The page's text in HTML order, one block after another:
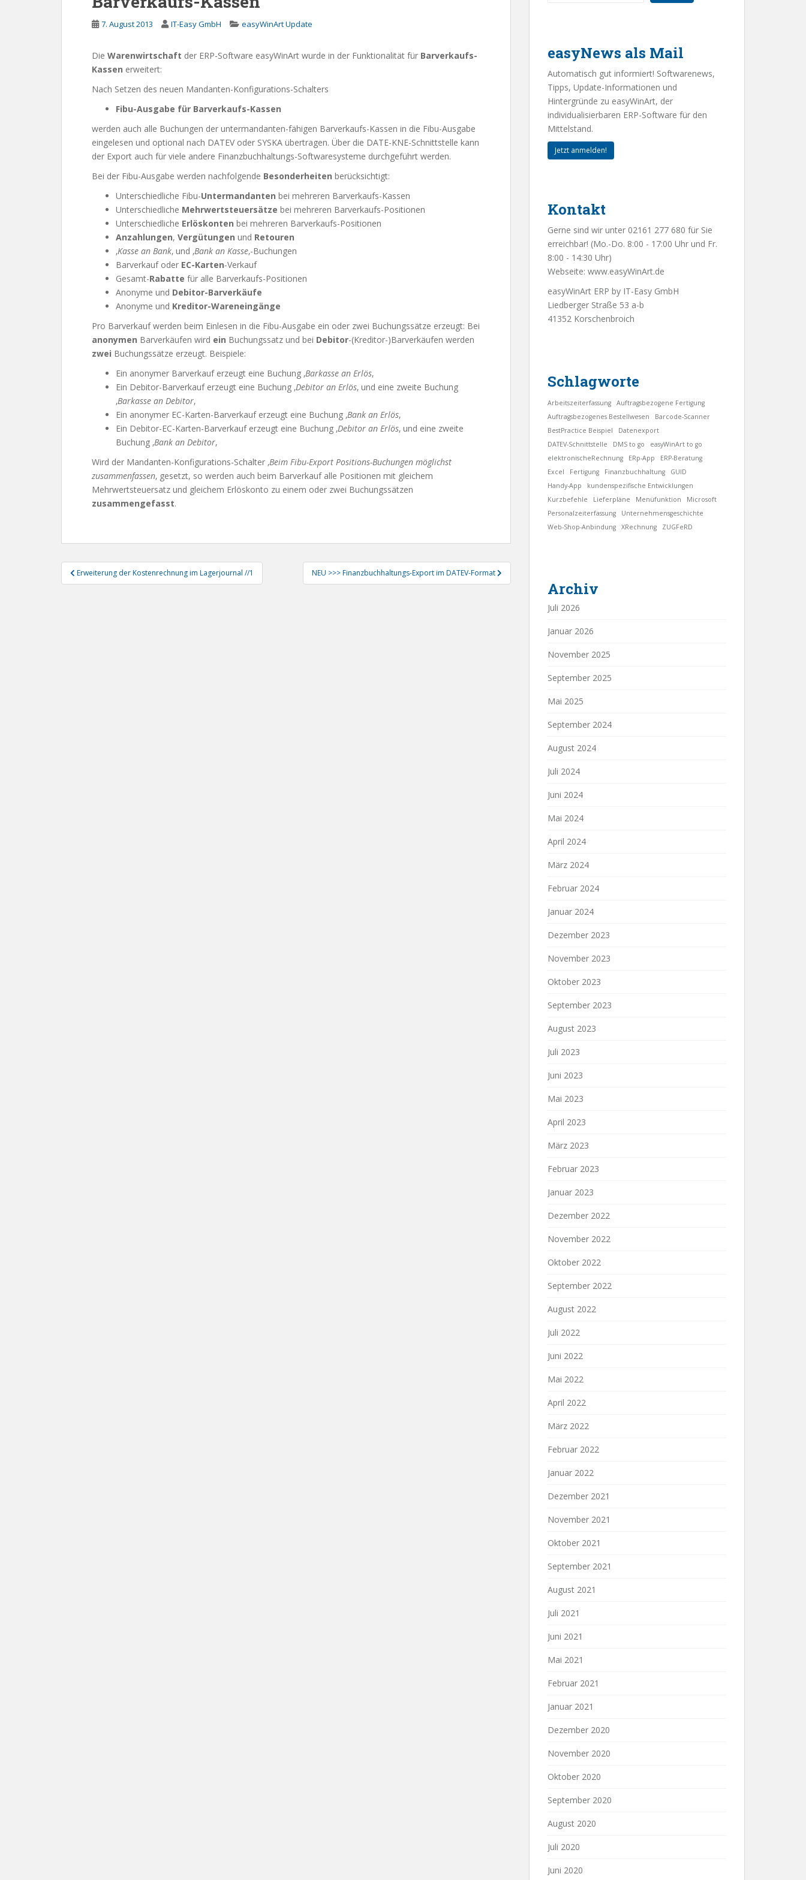
7. August 2013 IT-Easy GmbH easyWinArt Update
Die Warenwirtschaft der ERP-Software easyWinArt wurde in der Funktionalität für Barverkaufs-
Kassen erweitert:
Nach Setzen des neuen Mandanten-Konfigurations-Schalters
Fibu-Ausgabe für Barverkaufs-Kassen
werden auch alle Buchungen der untermandanten-fähigen Barverkaufs-Kassen in die Fibu-Ausgabe
eingelesen und optional nach DATEV oder SYSKA übertragen. Über die DATE-KNE-Schnittstelle kann
der Export auch für viele andere Finanzbuchhaltungs-Softwaresysteme durchgeführt werden.
Bei der Fibu-Ausgabe werden nachfolgende Besonderheiten berücksichtigt:
Unterschiedliche Fibu-Untermandanten bei mehreren Barverkaufs-Kassen
Unterschiedliche Mehrwertsteuersätze bei mehreren Barverkaufs-Positionen
Unterschiedliche Erlöskonten bei mehreren Barverkaufs-Positionen
Anzahlungen, Vergütungen und Retouren
‚Kasse an Bank‚ und ‚Bank an Kasse‚-Buchungen
Barverkauf oder EC-Karten-Verkauf
Gesamt-Rabatte für alle Barverkaufs-Positionen
Anonyme und Debitor-Barverkäufe
Anonyme und Kreditor-Wareneingänge
Pro Barverkauf werden beim Einlesen in die Fibu-Ausgabe ein oder zwei Buchungssätze erzeugt: Bei
anonymen Barverkäufen wird ein Buchungssatz und bei Debitor-(Kreditor-)Barverkäufen werden
zwei Buchungssätze erzeugt. Beispiele:
Ein anonymer Barverkauf erzeugt eine Buchung ‚Barkasse an Erlös‚
Ein Debitor-Barverkauf erzeugt eine Buchung ‚Debitor an Erlös‚ und eine zweite Buchung
‚Barkasse an Debitor‚
Ein anonymer EC-Karten-Barverkauf erzeugt eine Buchung ‚Bank an Erlös‚
Ein Debitor-EC-Karten-Barverkauf erzeugt eine Buchung ‚Debitor an Erlös‚ und eine zweite
Buchung ‚Bank an Debitor‚
Wird der Mandanten-Konfigurations-Schalter ‚Beim Fibu-Export Positions-Buchungen möglichst
zusammenfassen‚ gesetzt, so werden auch beim Barverkauf alle Positionen mit gleichem
Mehrwertsteuersatz und gleichem Erlöskonto zu einem oder zwei Buchungssätzen
zusammengefasst.
Beitragsnavigation
Erweiterung der Kostenrechnung im Lagerjournal //1 NEU >>> Finanzbuchhaltungs-Export im DATEV-Format
easyNews als Mail
Automatisch gut informiert! Softwarenews,
Tipps, Update-Informationen und
Hintergründe zu easyWinArt, der
individualisierbaren ERP-Software für den
Mittelstand.
Jetzt anmelden!
Kontakt
Gerne sind wir unter 02161 277 680 für Sie
erreichbar! (Mo.-Do. 8:00 - 17:00 Uhr und Fr.
8:00 - 14:30 Uhr)
Webseite: www.easyWinArt.de
easyWinArt ERP by IT-Easy GmbH
Liedberger Straße 53 a-b
41352 Korschenbroich
Schlagworte
Arbeitszeiterfassung
Auftragsbezogene Fertigung
Auftragsbezogenes Bestellwesen
Barcode-Scanner
BestPractice Beispiel
Datenexport
DATEV-Schnittstelle
DMS to go
easyWinArt to go
elektronischeRechnung
ERp-App
ERP-Beratung
Excel
Fertigung Finanzbuchhaltung
GUID
Handy-App
kundenspezifische Entwicklungen
Kurzbefehle
Lieferpläne Menüfunktion
Microsoft
Personalzeiterfassung
Unternehmensgeschichte
Web-Shop-Anbindung
XRechnung ZUGFeRD
Archiv
Juli 2026
Januar 2026
November 2025
September 2025
Mai 2025
September 2024
August 2024
Juli 2024
Juni 2024
Mai 2024
April 2024
März 2024
Februar 2024
Januar 2024
Dezember 2023
November 2023
Oktober 2023
September 2023
August 2023
Juli 2023
Juni 2023
Mai 2023
April 2023
März 2023
Februar 2023
Januar 2023
Dezember 2022
November 2022
Oktober 2022
September 2022
August 2022
Juli 2022
Juni 2022
Mai 2022
April 2022
März 2022
Februar 2022
Januar 2022
Dezember 2021
November 2021
Oktober 2021
September 2021
August 2021
Juli 2021
Juni 2021
Mai 2021
Februar 2021
Januar 2021
Dezember 2020
November 2020
Oktober 2020
September 2020
August 2020
Juli 2020
Juni 2020